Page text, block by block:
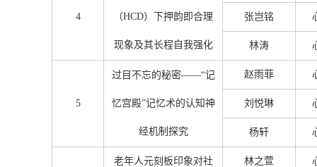
4 （HCD）下押韵即合理
现象及其长程自我强化
张岂铭
林涛
5
过目不忘的秘密——“记
忆宫殿”记忆术的认知神
经机制探究
赵雨菲
刘悦琳
杨轩
老年人元刻板印象对社 林之萱